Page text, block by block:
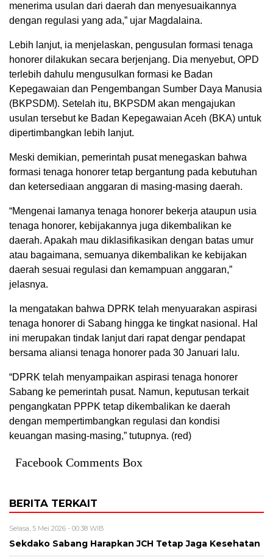
menerima usulan dari daerah dan menyesuaikannya
dengan regulasi yang ada,” ujar Magdalaina.
Lebih lanjut, ia menjelaskan, pengusulan formasi tenaga
honorer dilakukan secara berjenjang. Dia menyebut, OPD
terlebih dahulu mengusulkan formasi ke Badan
Kepegawaian dan Pengembangan Sumber Daya Manusia
(BKPSDM). Setelah itu, BKPSDM akan mengajukan
usulan tersebut ke Badan Kepegawaian Aceh (BKA) untuk
dipertimbangkan lebih lanjut.
Meski demikian, pemerintah pusat menegaskan bahwa
formasi tenaga honorer tetap bergantung pada kebutuhan
dan ketersediaan anggaran di masing-masing daerah.
“Mengenai lamanya tenaga honorer bekerja ataupun usia
tenaga honorer, kebijakannya juga dikembalikan ke
daerah. Apakah mau diklasifikasikan dengan batas umur
atau bagaimana, semuanya dikembalikan ke kebijakan
daerah sesuai regulasi dan kemampuan anggaran,”
jelasnya.
Ia mengatakan bahwa DPRK telah menyuarakan aspirasi
tenaga honorer di Sabang hingga ke tingkat nasional. Hal
ini merupakan tindak lanjut dari rapat dengar pendapat
bersama aliansi tenaga honorer pada 30 Januari lalu.
“DPRK telah menyampaikan aspirasi tenaga honorer
Sabang ke pemerintah pusat. Namun, keputusan terkait
pengangkatan PPPK tetap dikembalikan ke daerah
dengan mempertimbangkan regulasi dan kondisi
keuangan masing-masing,” tutupnya. (red)
Facebook Comments Box
BERITA TERKAIT
Selasa, 5 Mei 2026 - 00:38 WIB
Sekdako Sabang Harapkan JCH Tetap Jaga Kesehatan